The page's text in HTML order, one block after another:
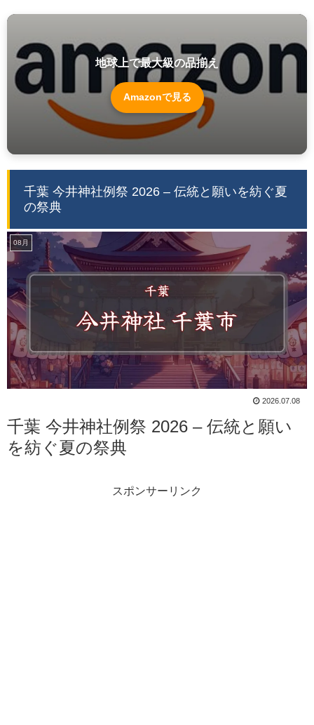
地球上で最大級の品揃え
Amazonで見る
千葉 今井神社例祭 2026 – 伝統と願いを紡ぐ夏
の祭典
08月
2026.07.08
千葉 今井神社例祭 2026 – 伝統と願い
を紡ぐ夏の祭典
スポンサーリンク